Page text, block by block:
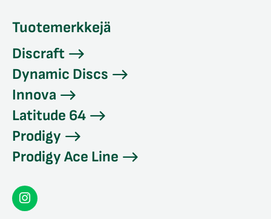
Tuotemerkkejä
Discraft
Dynamic Discs
Innova
Latitude 64
Prodigy
Prodigy Ace Line
Seconddisc